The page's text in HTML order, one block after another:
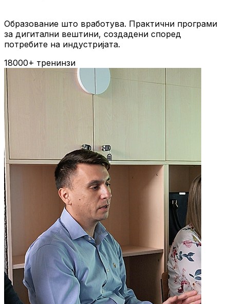
Образование што вработува. Практични програми
за дигитални вештини, создадени според
потребите на индустријата.
18000+ тренинзи